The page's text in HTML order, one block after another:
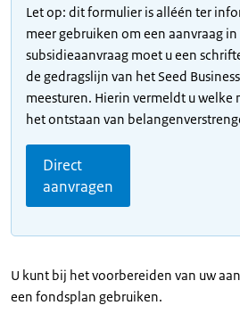
Let op: dit formulier is alléén ter
meer gebruiken om een aanvraag
subsidieaanvraag moet u een
de gedragslijn van het Seed
meesturen. Hierin vermeldt u welke
het ontstaan van
Direct
aanvragen
U kunt bij het voorbereiden van uw
een fondsplan gebruiken.